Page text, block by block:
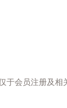
于会员注册及相